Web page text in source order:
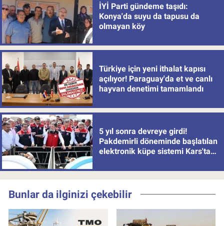
İYİ Parti gündeme taşıdı:
Konya'da suyu da tapusu da
olmayan köy
Türkiye için yeni ithalat kapısı
açılıyor! Paraguay'da et ve canlı
hayvan denetimi tamamlandı
5 yıl sonra devreye girdi!
Pakdemirli döneminde başlatılan
elektronik küpe sistemi Kars'tan
Bunlar da ilginizi çekebilir